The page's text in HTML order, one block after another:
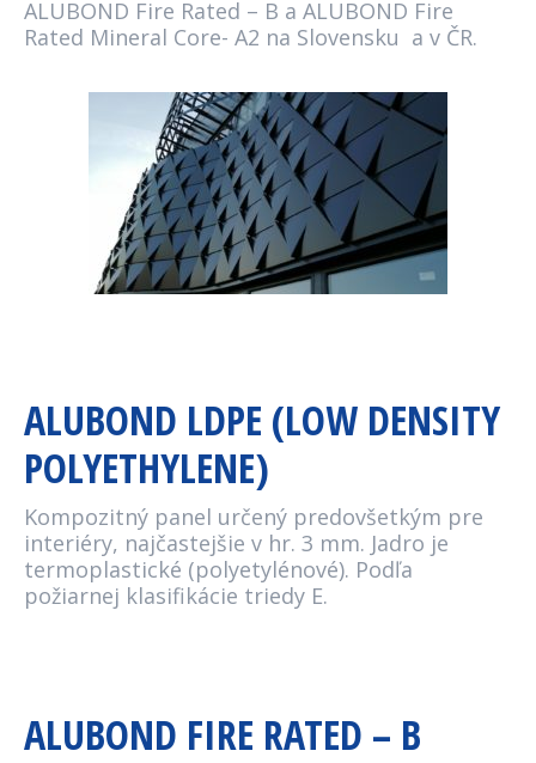
ALUBOND Fire Rated – B a ALUBOND Fire
Rated Mineral Core- A2 na Slovensku a v ČR.
ALUBOND LDPE (LOW DENSITY
POLYETHYLENE)
Kompozitný panel určený predovšetkým pre
interiéry, najčastejšie v hr. 3 mm. Jadro je
termoplastické (polyetylénové). Podľa
požiarnej klasifikácie triedy E.
ALUBOND FIRE RATED – B